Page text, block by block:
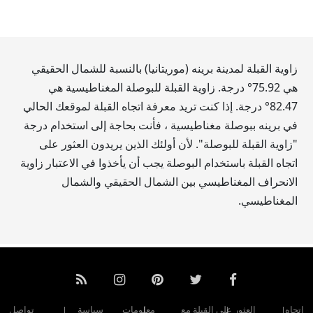
زاوية القبلة لمدينة برينه (موريتانيا) بالنسبة للشمال الحقيقي
هي75.92° درجة. زاوية القبلة للبوصلة المغناطيسية هي
82.47° درجة. إذا كنت تريد معرفة اتجاه القبلة لموقعك الحالي
في برينه ببوصلة مغناطيسية ، فأنت بحاجة إلى استخدام درجة
"زاوية القبلة للبوصلة". لأن أولئك الذين يريدون العثور على
اتجاه القبلة باستخدام البوصلة يجب أن يأخذوا في الاعتبار زاوية
الانحراف المغناطيسي بين الشمال الحقيقي والشمال
المغناطيسي.
اتجاه العثور على القبلة مع معلومات سياسة تواصل